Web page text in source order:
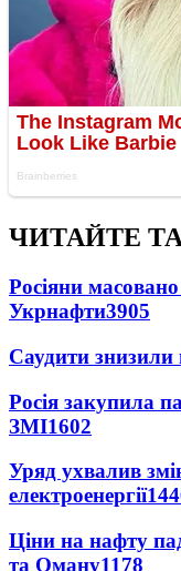
ЧИТАЙТЕ
Росіяни
Укрнафти3905
Саудити знизили
Росія закупила
ЗМІ1602
Уряд ухвалив
електроенергії
Ціни на нафту
та Оману1178